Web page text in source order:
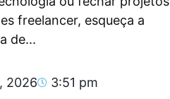
freelancer, esqueça a
de...
2026 3:51 pm